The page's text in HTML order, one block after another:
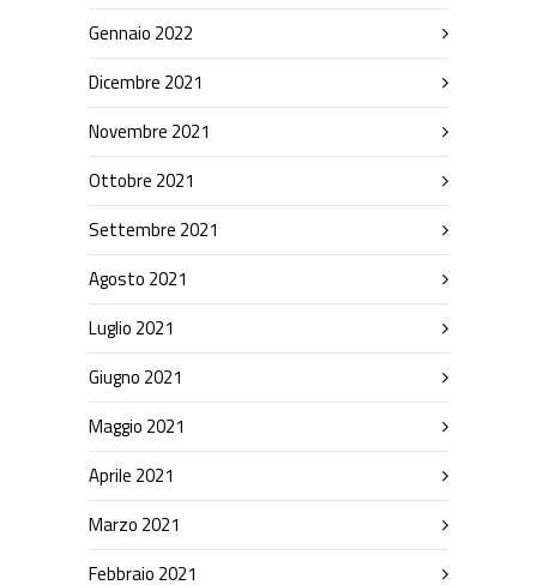
Gennaio 2022
Dicembre 2021
Novembre 2021
Ottobre 2021
Settembre 2021
Agosto 2021
Luglio 2021
Giugno 2021
Maggio 2021
Aprile 2021
Marzo 2021
Febbraio 2021